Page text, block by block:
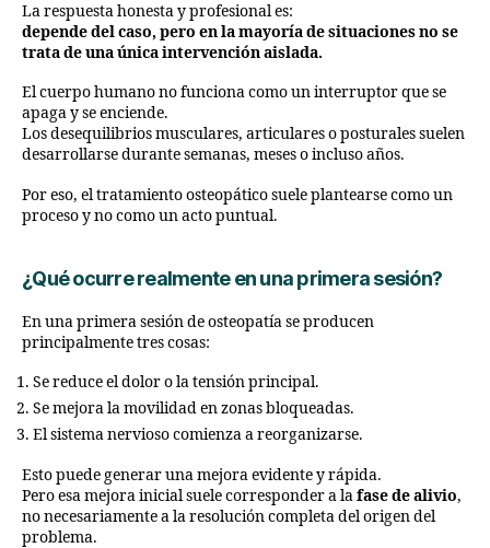
La respuesta honesta y profesional es:
depende del caso, pero en la mayoría de situaciones no se
trata de una única intervención aislada.
El cuerpo humano no funciona como un interruptor que se
apaga y se enciende.
Los desequilibrios musculares, articulares o posturales suelen
desarrollarse durante semanas, meses o incluso años.
Por eso, el tratamiento osteopático suele plantearse como un
proceso y no como un acto puntual.
¿Qué ocurre realmente en una primera sesión?
En una primera sesión de osteopatía se producen
principalmente tres cosas:
Se reduce el dolor o la tensión principal.
Se mejora la movilidad en zonas bloqueadas.
El sistema nervioso comienza a reorganizarse.
Esto puede generar una mejora evidente y rápida.
Pero esa mejora inicial suele corresponder a lafase de alivio,
no necesariamente a la resolución completa del origen del
problema.